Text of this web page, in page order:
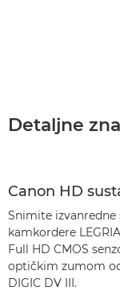
Detaljne
Canon HD
Snimite izvanredne
kamkordere
Full HD CMOS
optičkim zumom
DIGIC DV III.